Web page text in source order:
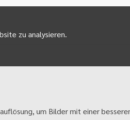
zu analysieren.
um Bilder mit einer